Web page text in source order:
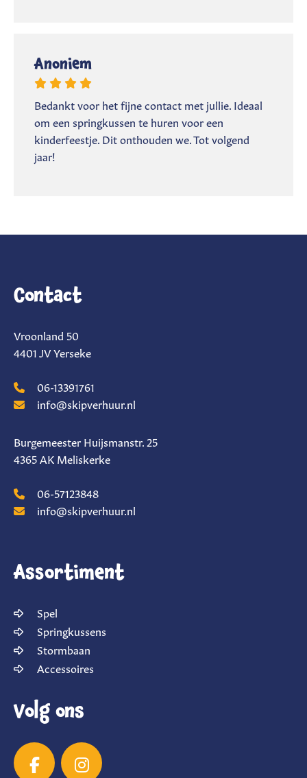
Anoniem
Bedankt voor het fijne contact met jullie. Ideaal
om een springkussen te huren voor een
kinderfeestje. Dit onthouden we. Tot volgend
jaar!
Contact
Vroonland 50
4401 JV Yerseke
06-13391761
info@skipverhuur.nl
Burgemeester Huijsmanstr. 25
4365 AK Meliskerke
06-57123848
info@skipverhuur.nl
Assortiment
Spel
Springkussens
Stormbaan
Accessoires
Volg ons